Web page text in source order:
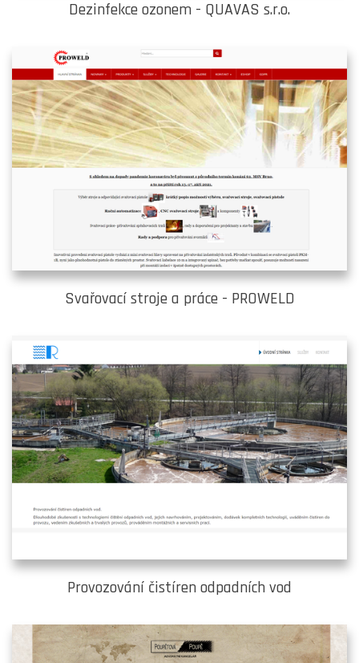
Dezinfekce ozonem - QUAVAS s.r.o.
Svařovací stroje a práce - PROWELD
Provozování čistíren odpadních vod